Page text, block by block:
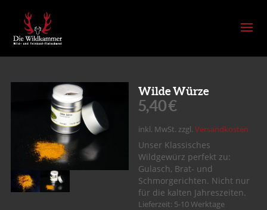
Wilde Würze
5,40€
inkl. MwSt. zzgl.Versandkosten
Unser Klassisches
Wildgewürz perfekt zu:
Gulasch, Brat- und
Schmorgerichten. Nicht nur
für die kalten Jahreszeiten.
Lieferzeit: 5-10 Werktage